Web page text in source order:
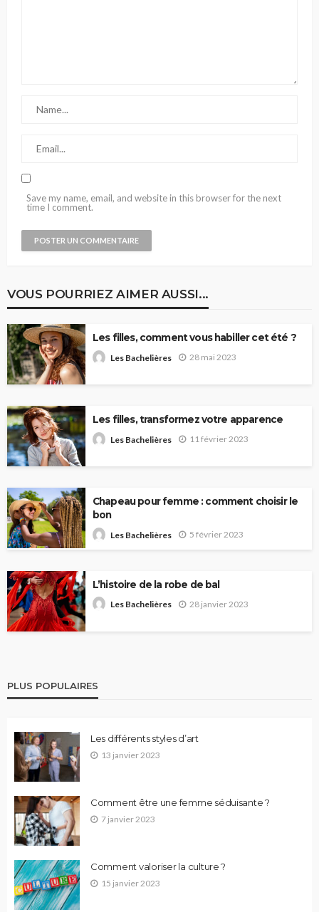
Save my name, email, and website in this browser for the next
time I comment.
VOUS POURRIEZ AIMER AUSSI...
Les filles, comment vous habiller cet été ?
Les Bachelières 28 mai 2023
Les filles, transformez votre apparence
Les Bachelières 11 février 2023
Chapeau pour femme : comment choisir le
bon
Les Bachelières 5 février 2023
L’histoire de la robe de bal
Les Bachelières 28 janvier 2023
PLUS POPULAIRES
Les différents styles d’art
13 janvier 2023
Comment être une femme séduisante ?
7 janvier 2023
Comment valoriser la culture ?
15 janvier 2023